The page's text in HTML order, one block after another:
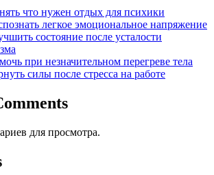
что нужен отдых для психики
легкое эмоциональное напряжение
состояние после усталости
при незначительном перегреве тела
силы после стресса на работе
для просмотра.